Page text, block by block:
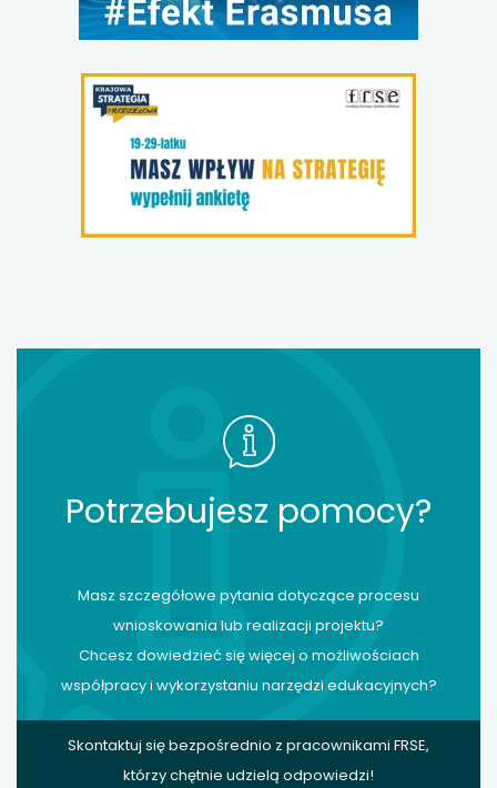
Potrzebujesz pomocy?
Masz szczegółowe pytania dotyczące procesu
wnioskowania lub realizacji projektu?
Chcesz dowiedzieć się więcej o możliwościach
współpracy i wykorzystaniu narzędzi edukacyjnych?
Skontaktuj się bezpośrednio z pracownikami FRSE,
którzy chętnie udzielą odpowiedzi!